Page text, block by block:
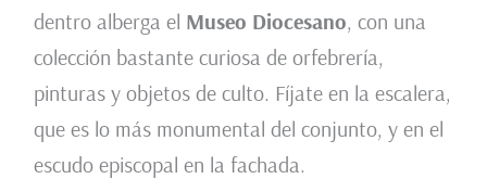
dentro alberga el Museo Diocesano, con una
colección bastante curiosa de orfebrería,
pinturas y objetos de culto. Fíjate en la escalera,
que es lo más monumental del conjunto, y en el
escudo episcopal en la fachada.